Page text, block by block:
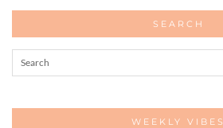
SEARCH
WEEKLY VIBES